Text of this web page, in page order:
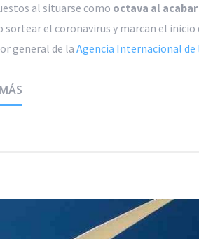
al situarse como octava al acabar
sortear el coronavirus y marcan el inicio
general de la Agencia Internacional de